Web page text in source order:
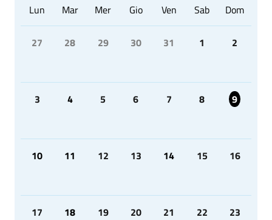
Lun Mar Mer Gio Ven Sab Dom
27 28 29 30 31 1 2
3 4 5 6 7 8 9
10 11 12 13 14 15 16
17 18 19 20 21 22 23